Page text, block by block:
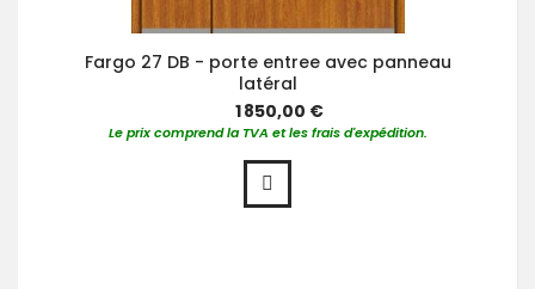
Fargo 27 DB - porte entree avec panneau
latéral
1 850,00 €
Le prix comprend la TVA et les frais d'expédition.